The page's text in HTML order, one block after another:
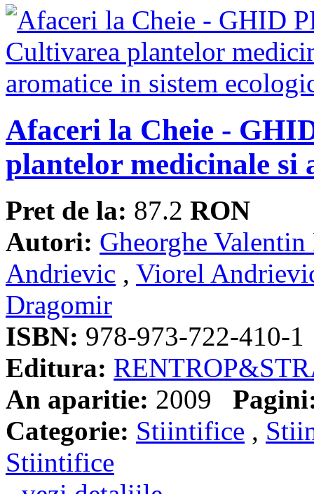
Afaceri la Cheie -
plantelor medicinale si
Pret de la: 87.2 RON
Autori: Gheorghe Valentin
Andrievic , Viorel
Dragomir
ISBN: 978-973-722-410-1
Editura:
An aparitie: 2009
Categorie: Stiintifice ,
Stiintifice